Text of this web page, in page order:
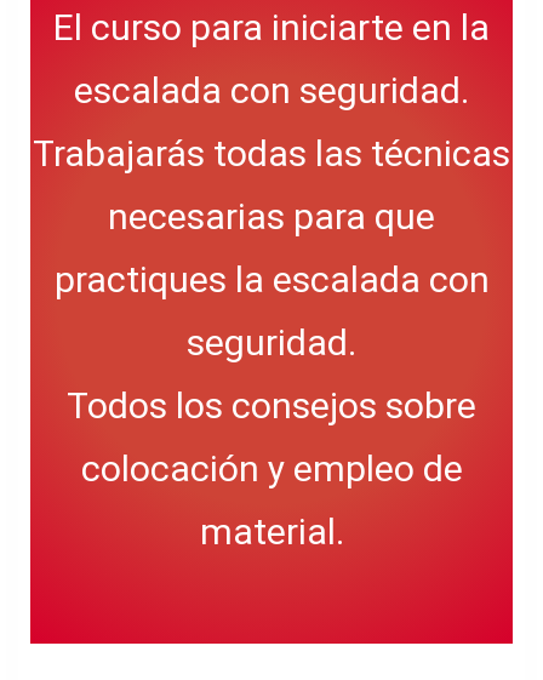
El curso para iniciarte en la
escalada con seguridad.
Trabajarás todas las técnicas
necesarias para que
practiques la escalada con
seguridad.
Todos los consejos sobre
colocación y empleo de
material.